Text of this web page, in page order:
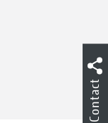
Contact